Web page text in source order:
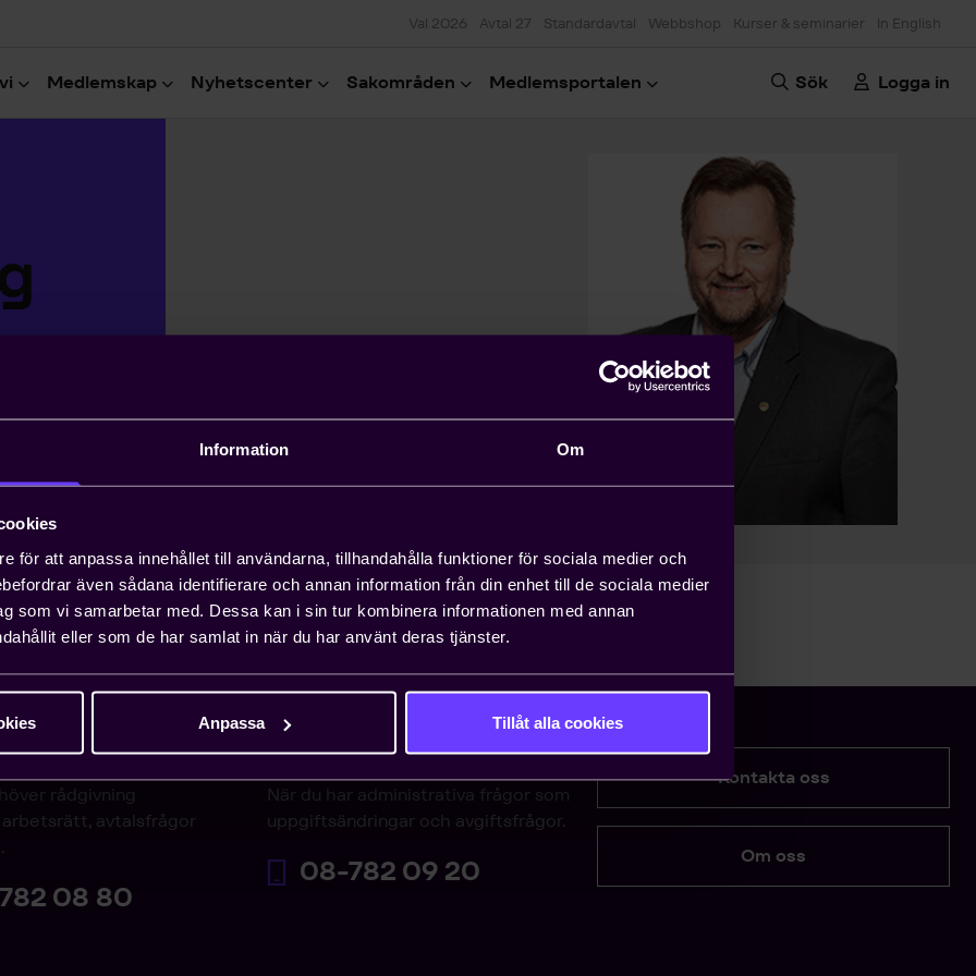
Information Om
för att anpassa innehållet till användarna, tillhandahålla funktioner för sociala medier och
även sådana identifierare och annan information från din enhet till de sociala medier
som vi samarbetar med. Dessa kan i sin tur kombinera informationen med annan
eller som de har samlat in när du har använt deras tjänster.
Anpassa Tillåt alla cookies
Val 2026 Avtal 27 Standardavtal Webbshop Kurser & seminarier In English
Medlemskap Nyhetscenter Sakområden Medlemsportalen Sök Logga in
rådgivning
arbetsrätt, avtalsfrågor
08 80
Medlemsservice
När du har administrativa frågor som
uppgiftsändringar och avgiftsfrågor.
08-782 09 20
Kontakta oss
Om oss